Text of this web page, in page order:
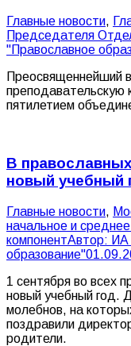
Главные новости,
Председателя
"Православное
Преосвященнейший
преподавательскую
пятилетием
В
новый учебный
Главные новости,
начальное и
компонентАвтор: ИА
образование"
1 сентября во всех
новый учебный год.
молебнов, на
поздравили
родители.